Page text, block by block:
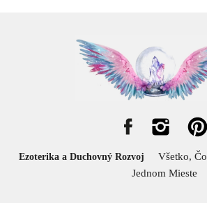
Ezoterika a Duchovný Rozvoj
Všetko,
Jednom Mieste